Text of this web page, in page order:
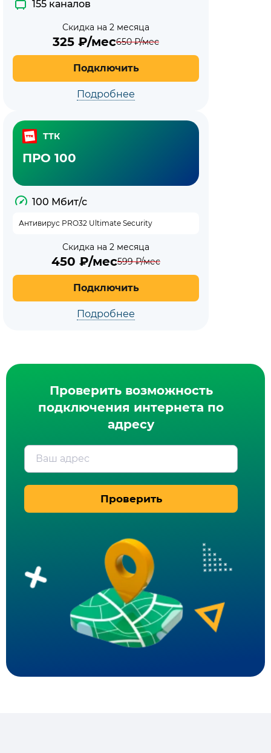
155 каналов
Скидка на 2 месяца
325 ₽/мес650₽/мес
Подключить
Подробнее
ТТК
ПРО 100
100 Мбит/с
Антивирус PRO32 Ultimate Security
Скидка на 2 месяца
450 ₽/мес599₽/мес
Подключить
Подробнее
Проверить возможность
подключения интернета по
адресу
Ваш адрес
Проверить